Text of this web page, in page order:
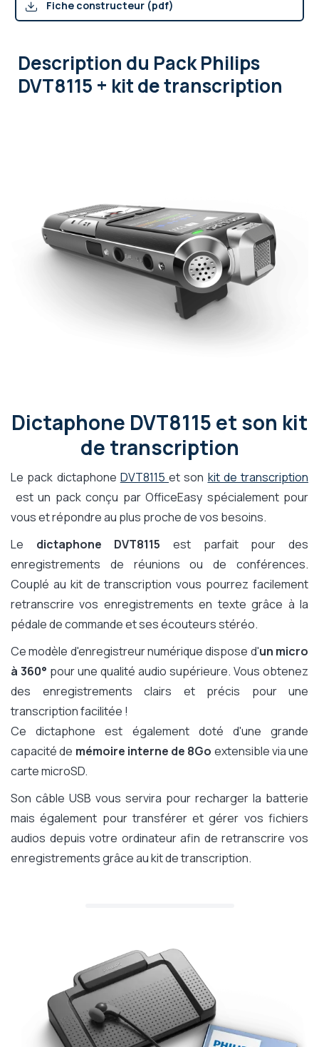
Fiche constructeur (pdf)
Description du Pack Philips
DVT8115 + kit de transcription
Dictaphone DVT8115 et son kit
de transcription
Le pack dictaphone DVT8115 et son kit de transcription
est un pack conçu par OfficeEasy spécialement pour
vous et répondre au plus proche de vos besoins.
Le dictaphone DVT8115 est parfait pour des
enregistrements de réunions ou de conférences.
Couplé au kit de transcription vous pourrez facilement
retranscrire vos enregistrements en texte grâce à la
pédale de commande et ses écouteurs stéréo.
Ce modèle d'enregistreur numérique dispose d'un micro
à 360° pour une qualité audio supérieure. Vous obtenez
des enregistrements clairs et précis pour une
transcription facilitée !
Ce dictaphone est également doté d'une grande
capacité de mémoire interne de 8Go extensible via une
carte microSD.
Son câble USB vous servira pour recharger la batterie
mais également pour transférer et gérer vos fichiers
audios depuis votre ordinateur afin de retranscrire vos
enregistrements grâce au kit de transcription.